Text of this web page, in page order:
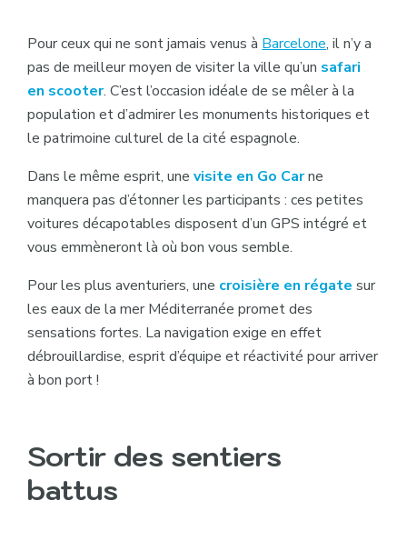
Pour ceux qui ne sont jamais venus à Barcelone, il n’y a
pas de meilleur moyen de visiter la ville qu’un safari
en scooter. C’est l’occasion idéale de se mêler à la
population et d’admirer les monuments historiques et
le patrimoine culturel de la cité espagnole.
Dans le même esprit, unevisite en Go Carne
manquera pas d’étonner les participants : ces petites
voitures décapotables disposent d’un GPS intégré et
vous emmèneront là où bon vous semble.
Pour les plus aventuriers, une croisière en régate sur
les eaux de la mer Méditerranée promet des
sensations fortes. La navigation exige en effet
débrouillardise, esprit d’équipe et réactivité pour arriver
à bon port !
Sortir des sentiers
battus